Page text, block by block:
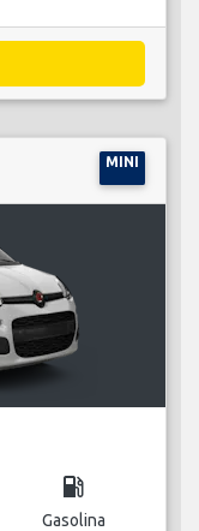
MINI
local_gas_station
Gasolina